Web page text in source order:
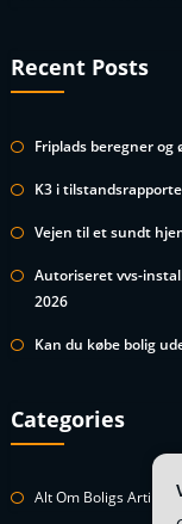
Recent Posts
Friplads beregner
K3 i
Vejen til et sundt
Autoriseret vvs-
2026
Kan du købe bolig
Categories
Alt Om Boligs Artikler